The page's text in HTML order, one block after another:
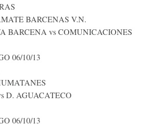
BARCENAS V.N.
BARCENA vs COMUNICACIONES
06/10/13
D. AGUACATECO
06/10/13